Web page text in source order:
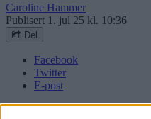
Caroline Hammer
Publisert 1. jul 25 kl. 10:36
Del
Facebook
Twitter
E-post